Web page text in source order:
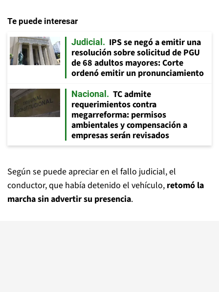
Te puede interesar
Judicial
IPS se negó a emitir una
resolución sobre solicitud de PGU
de 68 adultos mayores: Corte
ordenó emitir un pronunciamiento
Nacional
TC admite
requerimientos contra
megarreforma: permisos
ambientales y compensación a
empresas serán revisados
Según se puede apreciar en el fallo judicial, el
conductor, que había detenido el vehículo, retomó la
marcha sin advertir su presencia.